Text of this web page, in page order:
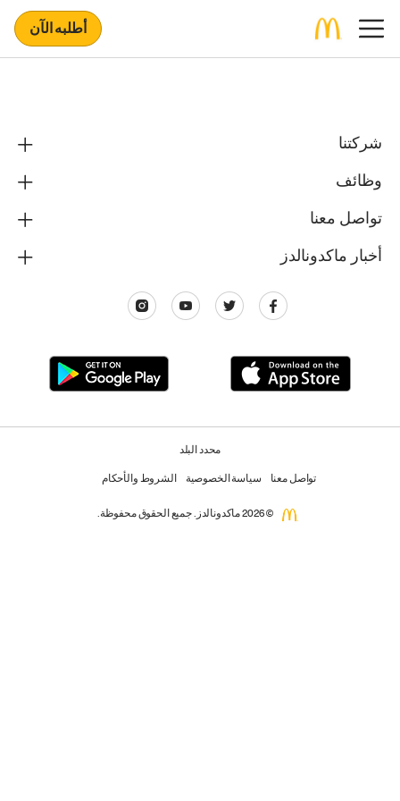
أطلبه الآن
شركتنا
وظائف
تواصل معنا
أخبار ماكدونالدز
محدد البلد
تواصل معنا سياسة الخصوصية الشروط والأحكام
© 2026 ماكدونالدز. جميع الحقوق محفوظة.